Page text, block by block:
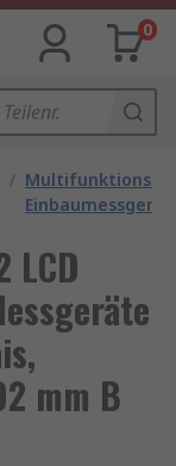
0
/ Multifunktions-
LCD
mm B